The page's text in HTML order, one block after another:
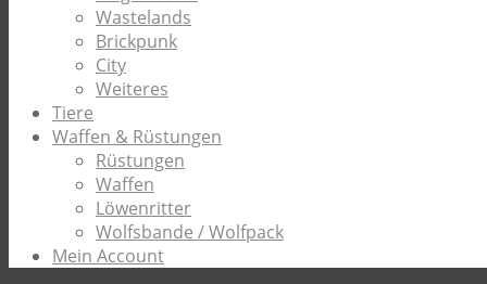
Wastelands
Brickpunk
City
Weiteres
Tiere
Waffen & Rüstungen
Rüstungen
Waffen
Löwenritter
Wolfsbande / Wolfpack
Mein Account